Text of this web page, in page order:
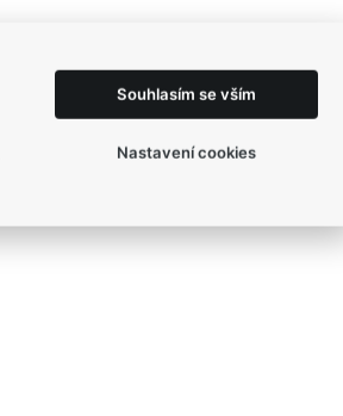
Souhlasím se vším
Nastavení cookies